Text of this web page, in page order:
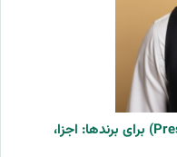
راهنمای طراحی «کیت رسانه‌ای» (Press Kit) برای برندها: اجزا،